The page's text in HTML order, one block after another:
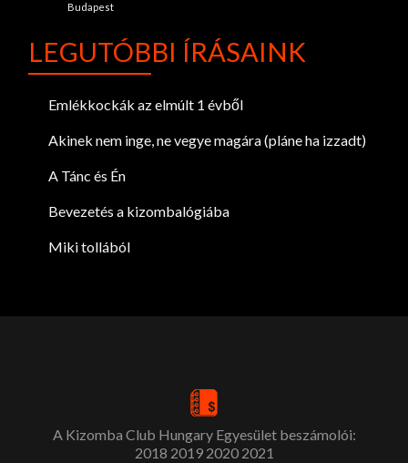
Budapest
LEGUTÓBBI ÍRÁSAINK
Emlékkockák az elmúlt 1 évből
Akinek nem inge, ne vegye magára (pláne ha izzadt)
A Tánc és Én
Bevezetés a kizombalógiába
Miki tollából
A Kizomba Club Hungary Egyesület beszámolói:
2018 2019 2020 2021